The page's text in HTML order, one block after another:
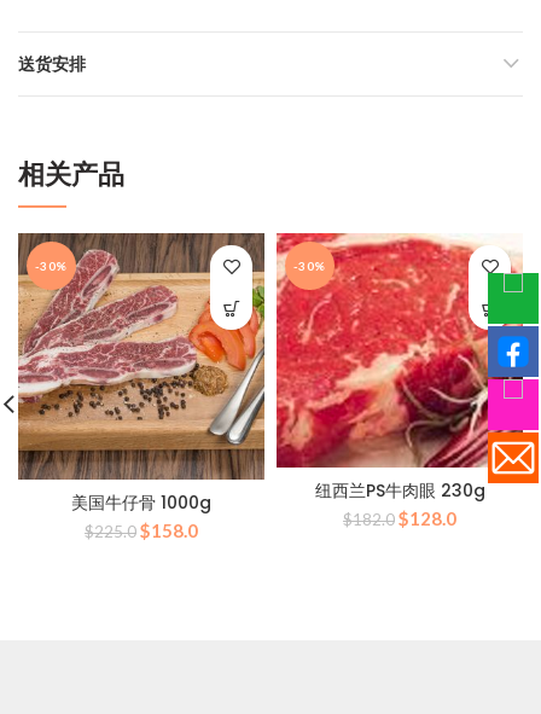
送货安排
相关产品
-30%
美国牛仔骨 1000g
$225.0原
$158.0当
-30%
纽西兰PS牛肉眼 230g
$182.0原
$128.0当